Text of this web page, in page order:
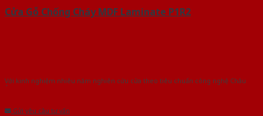
Cửa Gỗ Chống Cháy MDF Laminate P1R2
Với kinh nghiệm nhiêu năm nghiên cứu cửa theo tiêu chuẩn công nghệ Châu
Âu.Chúng tôi tự tin là nhà sản xuất & cung cấp hàng đầu tại Việt Nam!
Gửi yêu cầu tư vấn